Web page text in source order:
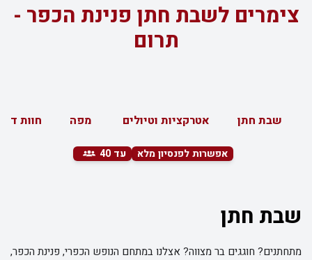
צימרים לשבת חתן פנינת הכפר -
תרום
שבת חתן אטרקציות וטיולים מפה חוות
אפשרות לפנסיון מלא עד 40
שבת חתן
מתחתנים? חוגגים בר מצווה? אצלנו במתחם הנופש הכפרי, פנינת הכפר,